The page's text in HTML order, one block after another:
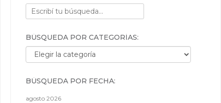
BÚSQUEDA POR CATEGORÍAS:
Búsqueda por categorías:
BÚSQUEDA POR FECHA:
agosto 2026